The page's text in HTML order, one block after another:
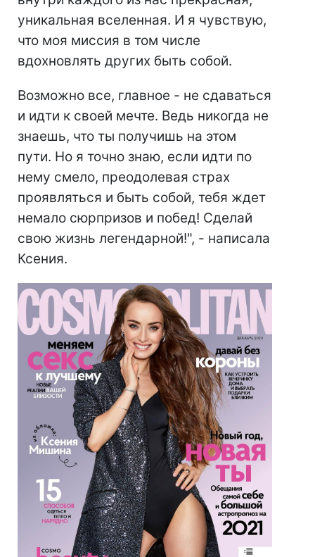
уникальная вселенная. И я чувствую,
что моя миссия в том числе
вдохновлять других быть собой.
Возможно все, главное - не сдаваться
и идти к своей мечте. Ведь никогда не
знаешь, что ты получишь на этом
пути. Но я точно знаю, если идти по
нему смело, преодолевая страх
проявляться и быть собой, тебя ждет
немало сюрпризов и побед! Сделай
свою жизнь легендарной!", - написала
Ксения.